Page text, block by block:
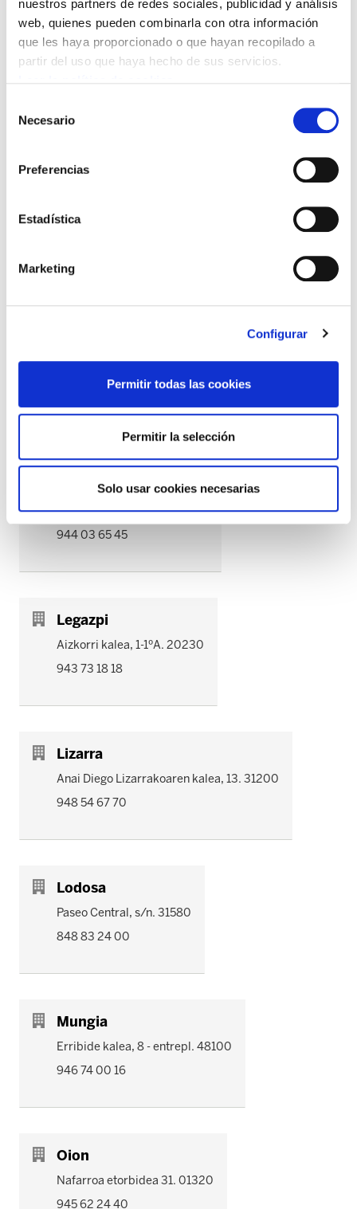
nuestros partners de redes sociales, publicidad y análisis
web, quienes pueden combinarla con otra información
que les haya proporcionado o que hayan recopilado a
partir del uso que haya hecho de sus servicios.
Necesario
Preferencias
Estadística
Marketing
Configurar
Permitir todas las cookies
Permitir la selección
Solo usar cookies necesarias
Irun
943 63 84 70
Iturralde y Suit kalea. 31004
Laudio
Herriko plaza, 4 - 1ºC. 01400
944 03 65 45
Legazpi
Aizkorri kalea, 1-1ºA. 20230
943 73 18 18
Lizarra
Anai Diego Lizarrakoaren kalea, 13. 31200
948 54 67 70
Lodosa
Paseo Central, s/n. 31580
848 83 24 00
Mungia
Erribide kalea, 8 - entrepl. 48100
946 74 00 16
Oion
Nafarroa etorbidea 31. 01320
945 62 24 40